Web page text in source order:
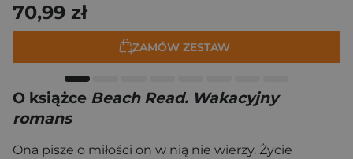
70,99 zł
ZAMÓW ZESTAW
O książce Beach Read. Wakacyjny
romans
Ona pisze o miłości on w nią nie wierzy. Życie